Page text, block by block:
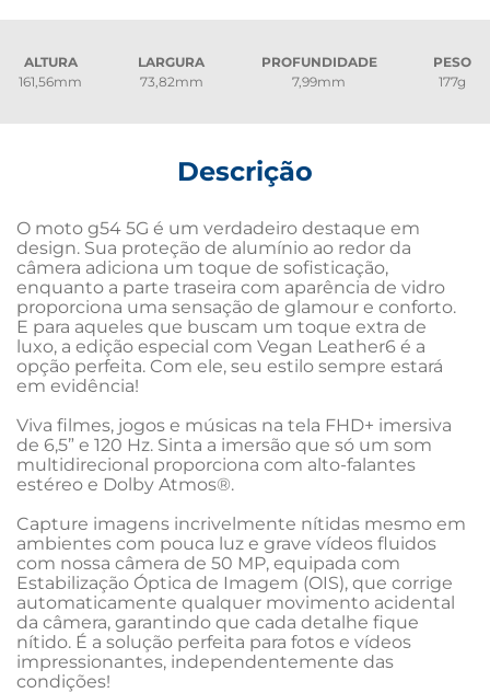
ALTURA
161,56mm
LARGURA
73,82mm
PROFUNDIDADE
7,99mm
PESO
177g
Descrição
O moto g54 5G é um verdadeiro destaque em
design. Sua proteção de alumínio ao redor da
câmera adiciona um toque de sofisticação,
enquanto a parte traseira com aparência de vidro
proporciona uma sensação de glamour e conforto.
E para aqueles que buscam um toque extra de
luxo, a edição especial com Vegan Leather6 é a
opção perfeita. Com ele, seu estilo sempre estará
em evidência!
Viva filmes, jogos e músicas na tela FHD+ imersiva
de 6,5” e 120 Hz. Sinta a imersão que só um som
multidirecional proporciona com alto-falantes
estéreo e Dolby Atmos®.
Capture imagens incrivelmente nítidas mesmo em
ambientes com pouca luz e grave vídeos fluidos
com nossa câmera de 50 MP, equipada com
Estabilização Óptica de Imagem (OIS), que corrige
automaticamente qualquer movimento acidental
da câmera, garantindo que cada detalhe fique
nítido. É a solução perfeita para fotos e vídeos
impressionantes, independentemente das
condições!